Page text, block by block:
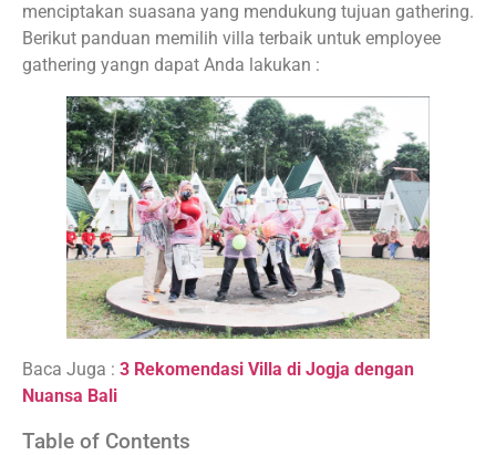
menciptakan suasana yang mendukung tujuan gathering.
Berikut panduan memilih villa terbaik untuk employee
gathering yangn dapat Anda lakukan :
Baca Juga : 3 Rekomendasi Villa di Jogja dengan
Nuansa Bali
Table of Contents